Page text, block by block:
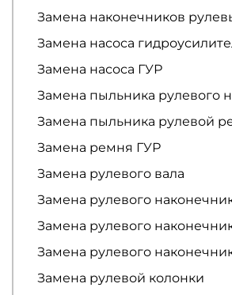
Замена наконечников
Замена насоса
Замена насоса ГУР
Замена пыльника рулевого
Замена пыльника рулевой
Замена ремня ГУР
Замена рулевого вала
Замена рулевого
Замена рулевого
Замена рулевого
Замена рулевой колонки